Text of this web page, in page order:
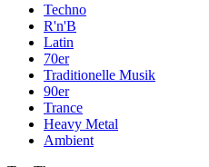
Techno
R'n'B
Latin
70er
Traditionelle Musik
90er
Trance
Heavy Metal
Ambient